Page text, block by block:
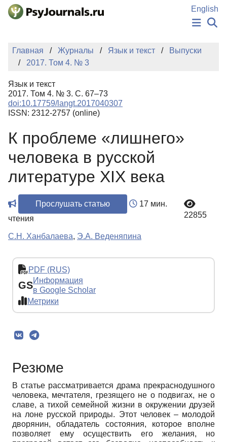
Перейти к основному содержанию
English
НОВОСТИ
БАЗА ЗНАНИЙ
КЛЮЧЕВЫЕ СЛОВА
Регистрация
Главная Журналы Язык и текст
Выпуски
2017. Том 4. № 3
Язык и текст
2017. Том 4. № 3. С. 67–73
doi:10.17759/langt.2017040307
ISSN: 2312-2757 (online)
К проблеме «лишнего»
человека в русской
литературе ХIХ века
Прослушать статью
17 мин.
чтения
22855
С.Н. Ханбалаева, Э.А. Веденяпина
PDF (RUS)
GSИнформация
в Google Scholar
Метрики
Резюме
В статье рассматривается драма прекраснодушного
человека, мечтателя, грезящего не о подвигах, не о
славе, а тихой семейной жизни в окружении друзей
на лоне русской природы. Этот человек – молодой
дворянин, обладатель состояния, которое вполне
позволяет ему осуществить его желания, но